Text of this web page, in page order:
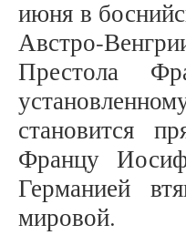
июня в
Австро-
Престола
становится
Францу
Германией
мировой.